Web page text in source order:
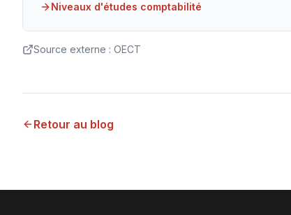
Niveaux d'études comptabilité
Source externe : OECT
Retour au blog